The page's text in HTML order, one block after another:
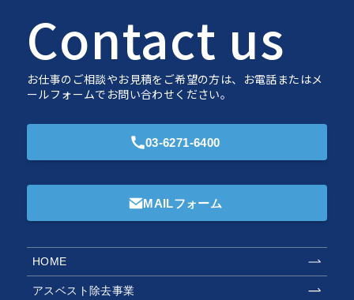
Contact us
お仕事のご相談やお見積をご希望の方は、お電話またはメ
ールフォームでお問い合わせください。
03-6271-6400
MAILフォーム
HOME
アスベスト除去事業